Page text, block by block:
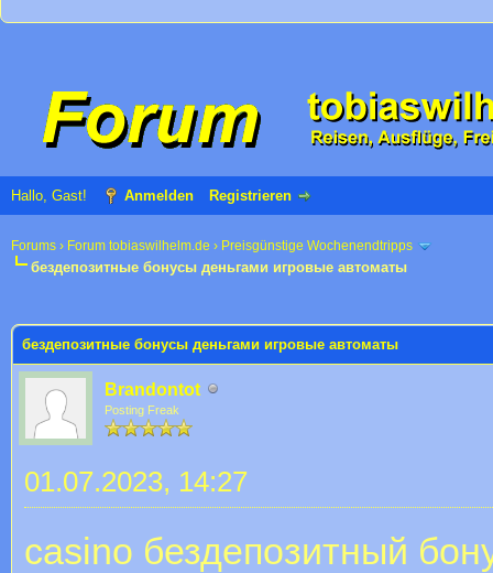
Hallo, Gast! Anmelden Registrieren
Forums › Forum tobiaswilhelm.de › Preisgünstige Wochenendtripps
бездепозитные бонусы деньгами игровые автоматы
бездепозитные бонусы деньгами игровые автоматы
Brandontot
Posting Freak
01.07.2023, 14:27
casino бездепозитный